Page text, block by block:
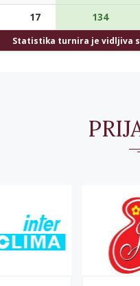
17 134
Statistika turnira je vidljiva